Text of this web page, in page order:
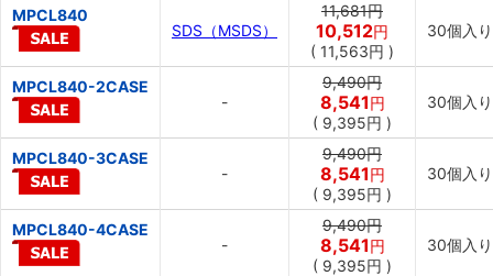
MPCL840
SDS（MSDS）
11,681円
10,512円
( 11,563円 )
30個入り
MPCL840-2CASE
-
9,490円
8,541円
( 9,395円 )
30個入り
MPCL840-3CASE
-
9,490円
8,541円
( 9,395円 )
30個入り
MPCL840-4CASE
-
9,490円
8,541円
( 9,395円 )
30個入り